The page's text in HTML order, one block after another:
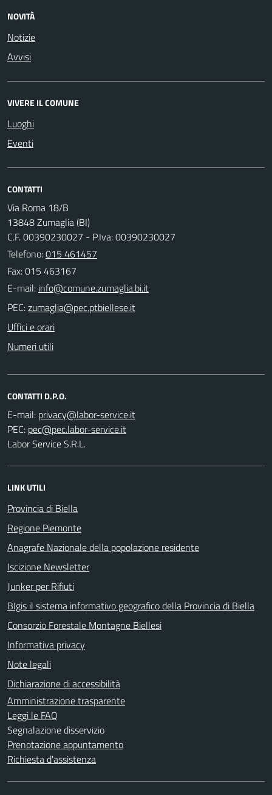
NOVITÀ
Notizie
Avvisi
VIVERE IL COMUNE
Luoghi
Eventi
CONTATTI
Via Roma 18/B
13848 Zumaglia (BI)
C.F. 00390230027 - P.Iva: 00390230027
Telefono:015 461457
Fax: 015 463167
E-mail:
PEC:
Uffici e orari
Numeri utili
CONTATTI D.P.O.
E-mail:
PEC:
Labor Service S.R.L.
LINK UTILI
Provincia di Biella
Regione Piemonte
Anagrafe Nazionale della popolazione residente
Iscizione Newsletter
Junker per Rifiuti
BIgis il sistema informativo geografico della Provincia di Biella
Consorzio Forestale Montagne Biellesi
Informativa privacy
Note legali
Dichiarazione di accessibilità
Amministrazione trasparente
Leggi le FAQ
Segnalazione disservizio
Prenotazione appuntamento
Richiesta d'assistenza